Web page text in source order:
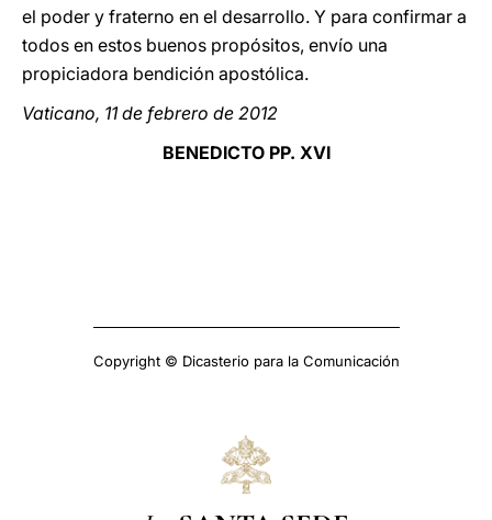
el poder y fraterno en el desarrollo. Y para confirmar a
todos en estos buenos propósitos, envío una
propiciadora bendición apostólica.
Vaticano, 11 de febrero de 2012
BENEDICTO PP. XVI
Copyright © Dicasterio para la Comunicación